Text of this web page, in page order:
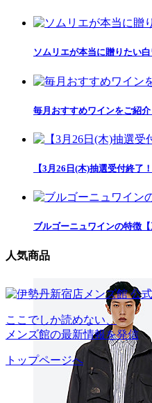
ソムリエが本当に贈りたい
毎月おすすめワインをご紹
【3月26日(木)抽選受付終了
ブルゴーニュワインの特徴
人気商品
ここでしか読めない、
メンズ館の最新情報を発信
トップページへ